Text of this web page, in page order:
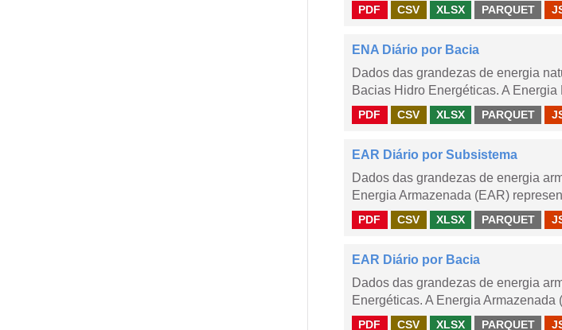
PDF CSV XLSX PARQUET
ENA Diário por Bacia
Dados das grandezas de energia
Bacias Hidro Energéticas. A
PDF CSV XLSX PARQUET
EAR Diário por Subsistema
Dados das grandezas de energia
Energia Armazenada (EAR)
PDF CSV XLSX PARQUET
EAR Diário por Bacia
Dados das grandezas de energia
Energéticas. A Energia
PDF CSV XLSX PARQUET